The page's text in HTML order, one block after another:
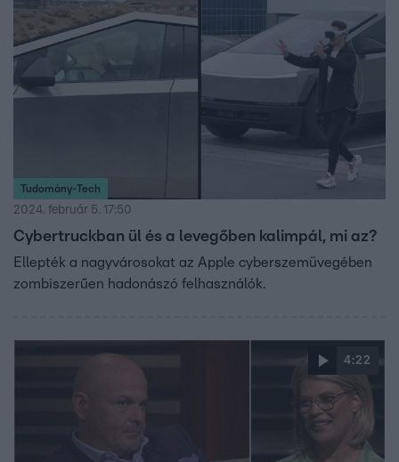
Tudomány-Tech
2024. február 5. 17:50
Cybertruckban ül és a levegőben kalimpál, mi az?
Ellepték a nagyvárosokat az Apple cyberszemüvegében
zombiszerűen hadonászó felhasználók.
4:22